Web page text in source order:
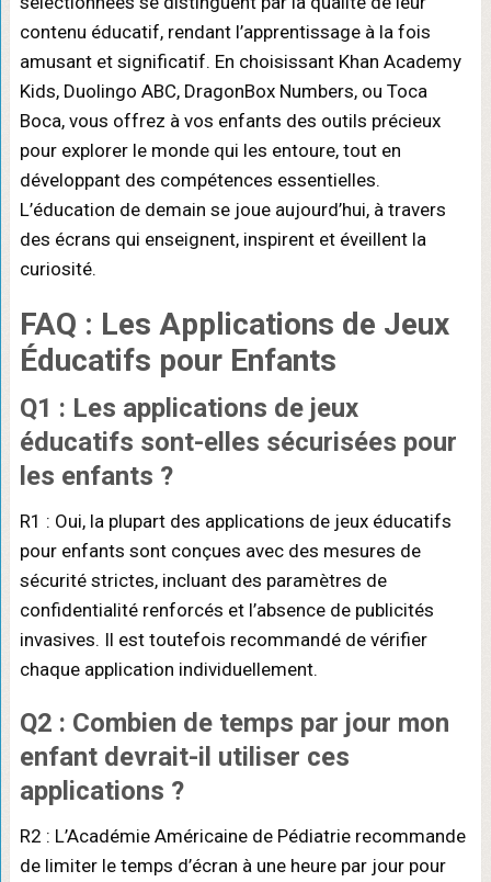
contenu éducatif, rendant l’apprentissage à la fois
amusant et significatif. En choisissant Khan Academy
Kids, Duolingo ABC, DragonBox Numbers, ou Toca
Boca, vous offrez à vos enfants des outils précieux
pour explorer le monde qui les entoure, tout en
développant des compétences essentielles.
L’éducation de demain se joue aujourd’hui, à travers
des écrans qui enseignent, inspirent et éveillent la
curiosité.
FAQ : Les Applications de Jeux
Éducatifs pour Enfants
Q1 : Les applications de jeux
éducatifs sont-elles sécurisées pour
les enfants ?
R1 : Oui, la plupart des applications de jeux éducatifs
pour enfants sont conçues avec des mesures de
sécurité strictes, incluant des paramètres de
confidentialité renforcés et l’absence de publicités
invasives. Il est toutefois recommandé de vérifier
chaque application individuellement.
Q2 : Combien de temps par jour mon
enfant devrait-il utiliser ces
applications ?
R2 : L’Académie Américaine de Pédiatrie recommande
de limiter le temps d’écran à une heure par jour pour